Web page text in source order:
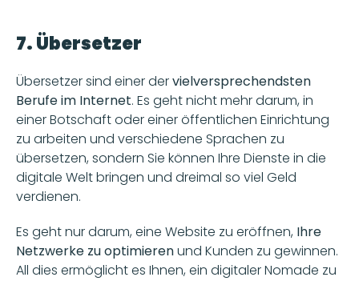
7. Übersetzer
Übersetzer sind einer der vielversprechendsten
Berufe im Internet. Es geht nicht mehr darum, in
einer Botschaft oder einer öffentlichen Einrichtung
zu arbeiten und verschiedene Sprachen zu
übersetzen, sondern Sie können Ihre Dienste in die
digitale Welt bringen und dreimal so viel Geld
verdienen.
Es geht nur darum, eine Website zu eröffnen, Ihre
Netzwerke zu optimieren und Kunden zu gewinnen.
All dies ermöglicht es Ihnen, ein digitaler Nomade zu